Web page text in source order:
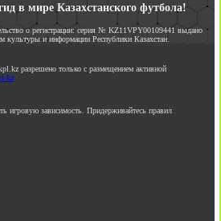
в мире Казахстанского футбола!
о регистрации: серия № KZ11VPY00109441 выдано
культуры и информации Республики Казахстан.
разрешено только с размещением активной
игровую зависимость. Придерживайтесь правил